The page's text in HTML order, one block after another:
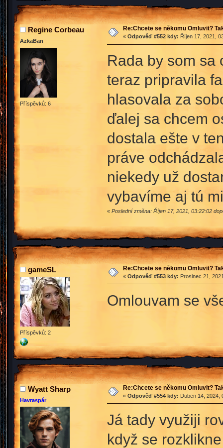
Regine Corbeau
AzkaBan
Příspěvků: 6
Re:Chcete se někomu Omluvit?
« Odpověď #552 kdy: Říjen 17, 2021,
Rada by som sa
teraz pripravila
hlasovala za
ďalej sa chcem
dostala ešte v
práve
niekedy už
vybavíme aj tú
« Poslední změna: Říjen 17, 2021, 03:22:02
gameSL
Příspěvků: 2
Re:Chcete se někomu Omluvit?
« Odpověď #553 kdy: Prosinec 21,
Omlouvam se
Wyatt Sharp
Havraspár
Re:Chcete se někomu Omluvit?
« Odpověď #554 kdy: Duben 14, 2024,
Já tady využiji
když se